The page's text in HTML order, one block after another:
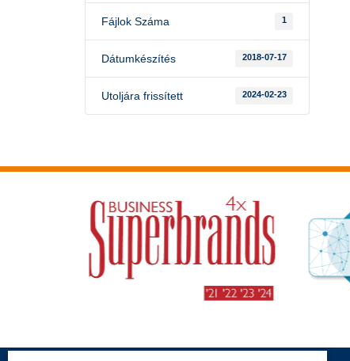
Fájlok Száma 1
Dátumkészítés 2018-07-17
Utoljára frissített 2024-02-23